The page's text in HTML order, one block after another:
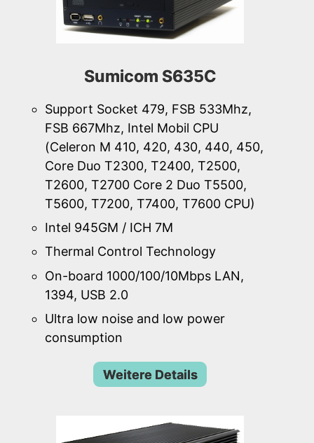
Sumicom S635C
Support Socket 479, FSB 533Mhz,
FSB 667Mhz, Intel Mobil CPU
(Celeron M 410, 420, 430, 440, 450,
Core Duo T2300, T2400, T2500,
T2600, T2700 Core 2 Duo T5500,
T5600, T7200, T7400, T7600 CPU)
Intel 945GM / ICH 7M
Thermal Control Technology
On-board 1000/100/10Mbps LAN,
1394, USB 2.0
Ultra low noise and low power
consumption
Weitere Details